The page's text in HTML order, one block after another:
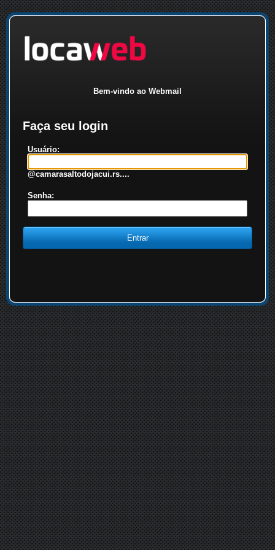
Bem-vindo ao Webmail
Faça seu login
Usuário:
@camarasaltodojacui.rs....
Senha: